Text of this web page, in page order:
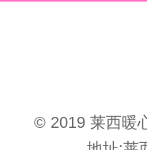
© 2019 莱西暖